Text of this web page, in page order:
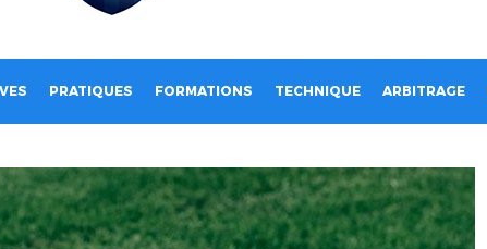
PRATIQUES FORMATIONS TECHNIQUE ARBITRAGE